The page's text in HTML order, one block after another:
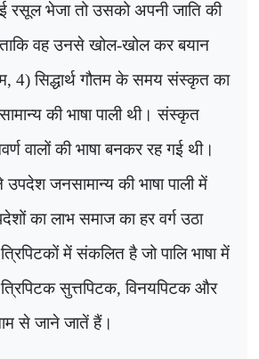
रसूल भेजा तो उसको अपनी जाति की
ताकि वह उनसे खोल-खोल कर बयान
, 4)सिद्धार्थ गौतम के समय संस्कृत का
की भाषा पाली थी। संस्कृत
वालों की भाषा बनकर रह गई थी।
जनसामान्य की भाषा पाली में
का लाभ समाज का हर वर्ग उठा
में संकलित है जो पालि भाषा में
सुत्तपिटक,विनयपिटक और
से जाने जातें हैं।